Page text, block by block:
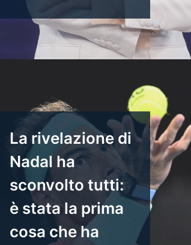
La rivelazione di
Nadal ha
sconvolto tutti:
è stata la prima
cosa che ha